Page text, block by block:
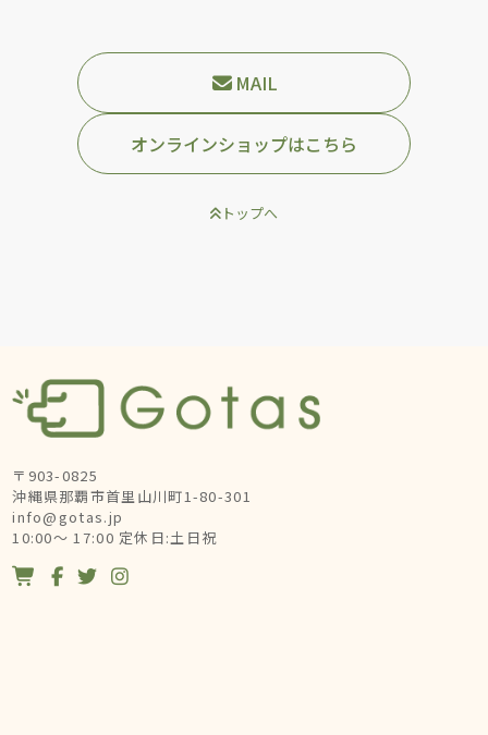
MAIL
オンラインショップはこちら
トップへ
〒903-0825
沖縄県那覇市首里山川町1-80-301
info@gotas.jp
10:00～ 17:00 定休日:土日祝
   